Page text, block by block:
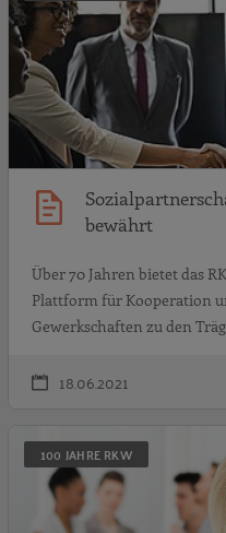
bewährt
Über 70 Jahren bietet das
Plattform für Kooperation
Gewerkschaften zu den
18.06.2021
100 JAHRE RKW